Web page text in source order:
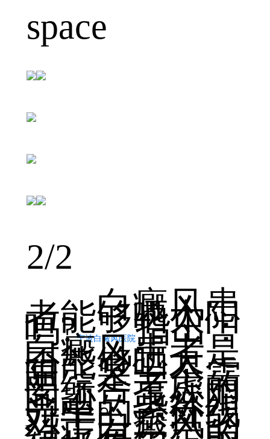
space
2/2
白癜风患
者能够晒太阳
吗?宁波白癜风医院指出：
白癜风患者是
否能够晒太
阳，是一个需
要综合考虑的
问题。虽然阳
光中的紫外线
对于白癜风的